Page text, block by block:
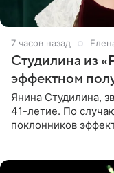
7 часов назад
Студилина из
эффектном
Янина Студилина,
41-летие. По
поклонников